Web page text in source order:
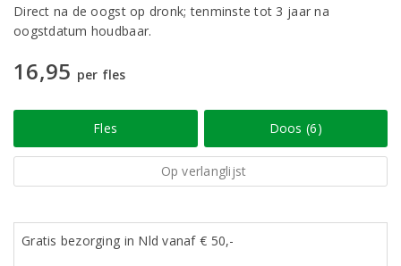
Direct na de oogst op dronk; tenminste tot 3 jaar na
oogstdatum houdbaar.
16,95 per fles
Fles Doos (6)
Op verlanglijst
Gratis bezorging in Nld vanaf € 50,-